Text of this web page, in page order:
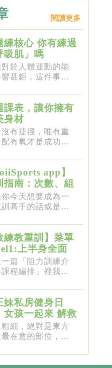
閱讀更多
練核心 你有練過
吸肌」嗎
對於人體運動的能
甚鉅，這件事一
課表，讓你擁有
身材
有捷徑，唯有重
有氧才是成功的
app】
指南：次數、組
節奏、休息
今天想要成為一
高手的話或是想
練教重訓】菜單
上半身全面
雕塑
篇「阻力訓練介
程編排」裡我們
妹私房健身日
女孩一起來 解救
腿
粗細，絕對是東方
在意的部位，彷